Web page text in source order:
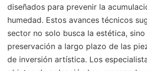
diseñados para prevenir la
humedad. Estos avances técnicos
sector no solo busca la estética,
preservación a largo plazo de las
de inversión artística. Los